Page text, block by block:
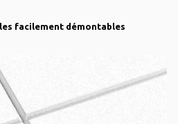
facilement démontables